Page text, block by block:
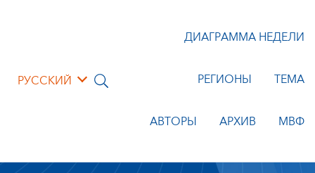
РУССКИЙ
ДИАГРАММА НЕДЕЛИ
РЕГИОНЫ ТЕМА
АВТОРЫ АРХИВ МВФ